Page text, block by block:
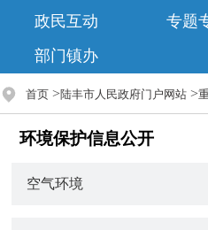
政民互动
专题
部门镇办
首页>陆丰市人民政府门户网站>
环境保护信息公开
空气环境